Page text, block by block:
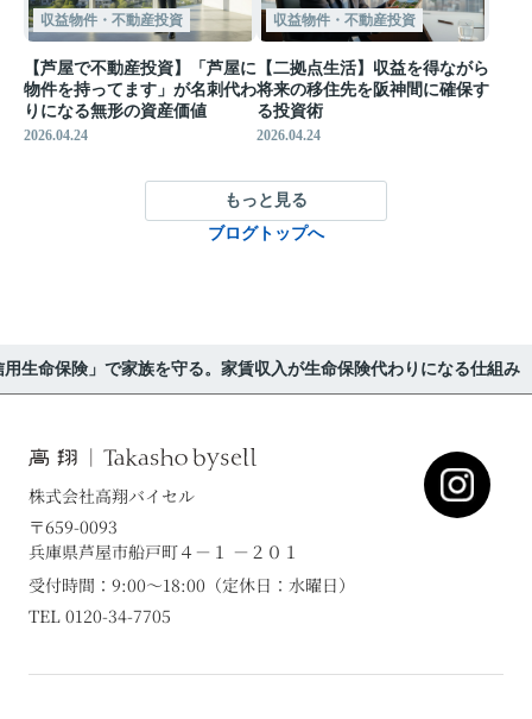
収益物件・不動産投資
【芦屋で不動産投資】「芦屋に
物件を持ってます」が名刺代わ
りになる無形の資産価値
2026.04.24
収益物件・不動産投資
【二拠点生活】収益を得ながら
将来の移住先を阪神間に確保す
る投資術
2026.04.24
もっと見る
ブログトップへ
生命保険」で家族を守る。家賃収入が生命保険代わりになる仕組み
株式会社高翔バイセル
〒659-0093
兵庫県芦屋市船戸町４－１ －２０１
受付時間：9:00～18:00（定休日：水曜日）
TEL 0120-34-7705